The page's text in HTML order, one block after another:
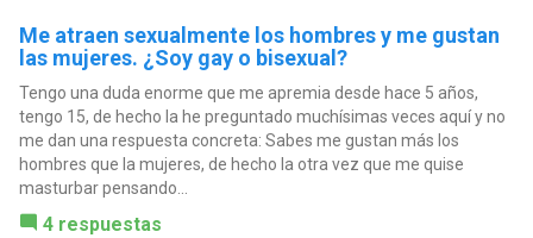
Me atraen sexualmente los hombres y me gustan
las mujeres. ¿Soy gay o bisexual?
Tengo una duda enorme que me apremia desde hace 5 años,
tengo 15, de hecho la he preguntado muchísimas veces aquí y no
me dan una respuesta concreta: Sabes me gustan más los
hombres que la mujeres, de hecho la otra vez que me quise
masturbar pensando...
4 respuestas